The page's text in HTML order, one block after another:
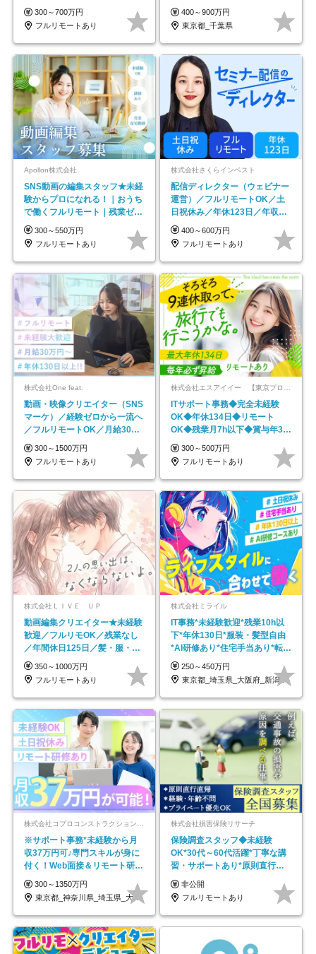
#最大1年の研修
300～700万円
フルリモートあり
400～900万円
東京都_千葉県
Apollon株式会社
SNS動画の編集スタッフ★未経
験からプロになれる！｜おうち
で働くフルリモート｜残業ゼロ
で18時退勤◎
300～550万円
フルリモートあり
株式会社さくらインベスト
配信ディレクター（ウェビナー
運営）／フルリモートOK／土
日祝休み／年休123日／年収
600万円可
400～600万円
フルリモートあり
株式会社One feat.
動画・映像クリエイター（SNS
マーケ）／経験ゼロから一流へ
／フルリモートOK／月給30万
円～／年休130日以上
300～1500万円
フルリモートあり
ITサポート事務◆完全未経験
OK◆年休134日◆リモート
OK◆残業月7h以下◆賞与年3回
◆5年目まで必ず昇給
300～500万円
フルリモートあり
株式会社ＬＩＶＥ ＵＰ
動画編集クリエイター★未経験
歓迎／フルリモOK／残業なし
／年間休日125日／髪・服・ネ
イル自由／研修充実で安心
350～1000万円
フルリモートあり
株式会社ミライル
IT事務*未経験歓迎*残業10h以
下*年休130日*服装・髪型自由
*AI研修あり*住宅手当あり*転勤
なし
250～450万円
東京都_埼玉県_大阪府_新潟県_福岡県
※サポート事務*未経験から月
収37万円可♪専門スキルが身に
付く！Web面接＆リモート研修
も充実♪/a
300～1350万円
東京都_神奈川県_埼玉県_大阪府_愛知県…
株式会社損害保険リサーチ
保険調査スタッフ◆未経験
OK*30代～60代活躍*丁寧な講
習・サポートあり*原則直行直
帰／全国募集・業務委託
非公開
フルリモートあり